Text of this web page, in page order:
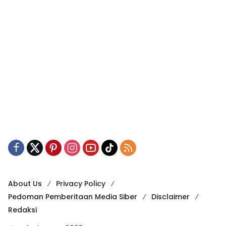
About Us
Privacy Policy
Pedoman Pemberitaan Media Siber
Disclaimer
Redaksi